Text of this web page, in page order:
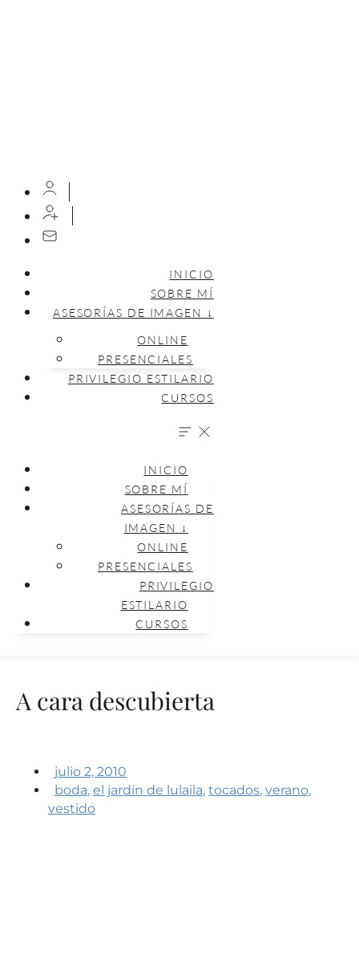
INICIO
SOBRE MÍ
ASESORÍAS DE IMAGEN ↓
ONLINE
PRESENCIALES
PRIVILEGIO ESTILARIO
CURSOS
INICIO
SOBRE MÍ
ASESORÍAS DE
IMAGEN ↓
ONLINE
PRESENCIALES
PRIVILEGIO
ESTILARIO
CURSOS
A cara descubierta
julio 2, 2010
boda, el jardín de lulaila, tocados, verano,
vestido